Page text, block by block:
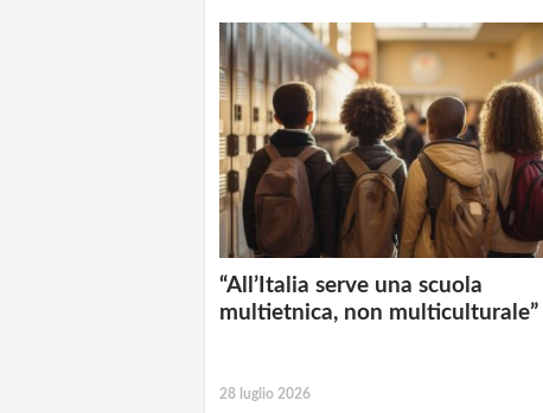
“All’Italia serve una scuola
multietnica, non multiculturale”
28 luglio 2026